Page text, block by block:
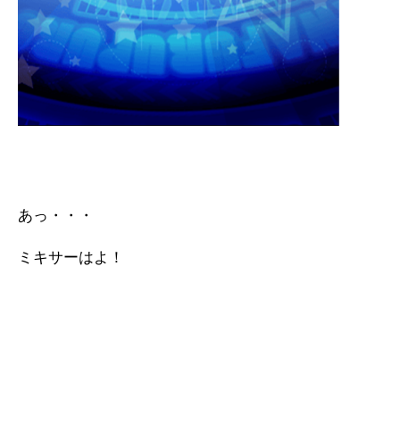
あっ・・・
ミキサーはよ！